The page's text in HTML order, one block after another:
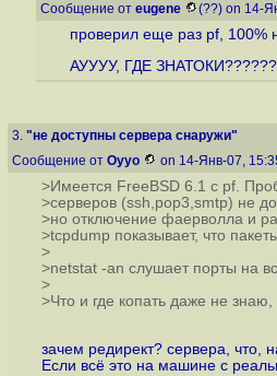
Сообщение от eugene (??) on 14-
проверил еще раз pf, 100%
АУУУУ, ГДЕ ЗНАТОКИ??????
3. "не доступны сервера снаружи"
Сообщение от Oyyo on 14-Янв-07,
>Имеется FreeBSD 6.1 с pf.
>серверов (ssh,pop3,smtp) не
>но отключение фаерволла и
>tcpdump показывает, что
>
>netstat -an слушает порты на
>
>Что и где копать даже не знаю,
зачем редирект? сервера, что,
Если всё это на машине с